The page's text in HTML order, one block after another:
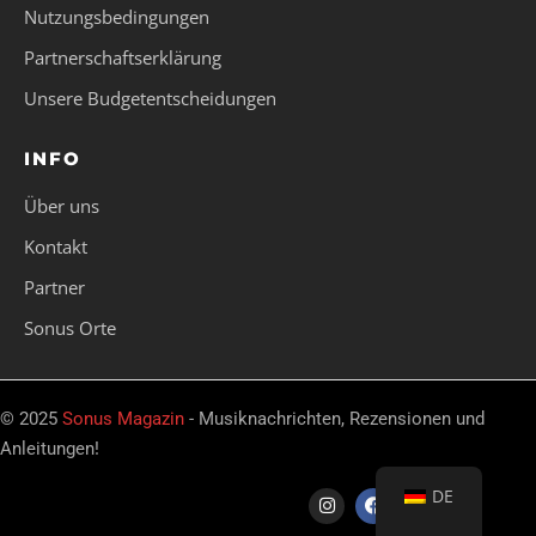
Nutzungsbedingungen
Partnerschaftserklärung
Unsere Budgetentscheidungen
INFO
Über uns
Kontakt
Partner
Sonus Orte
© 2025 Sonus Magazin - Musiknachrichten, Rezensionen und
Anleitungen!
DE